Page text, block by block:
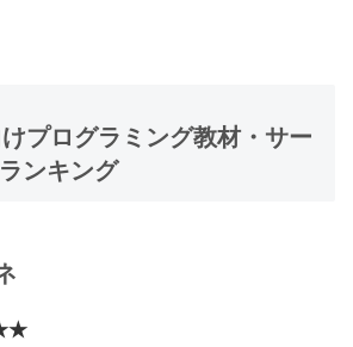
プログラミング教材・サー
ンキング